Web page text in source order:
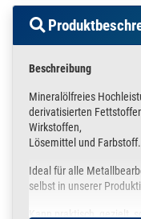
Beschreibung
Mineralölfreies
derivatisierten
Wirkstoffen,
Lösemittel und
Ideal für alle
selbst in unserer
Kann praktisch, gezielt,